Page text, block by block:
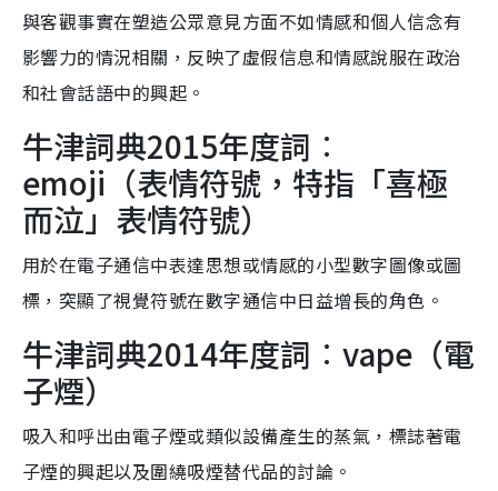
與客觀事實在塑造公眾意見方面不如情感和個人信念有
影響力的情況相關，反映了虛假信息和情感說服在政治
和社會話語中的興起。
牛津詞典2015年度詞︰
emoji（表情符號，特指「喜極
而泣」表情符號）
用於在電子通信中表達思想或情感的小型數字圖像或圖
標，突顯了視覺符號在數字通信中日益增長的角色。
牛津詞典2014年度詞︰vape（電
子煙）
吸入和呼出由電子煙或類似設備產生的蒸氣，標誌著電
子煙的興起以及圍繞吸煙替代品的討論。